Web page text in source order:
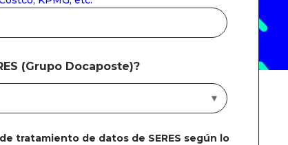
(Grupo Docaposte)?
tratamiento de datos de SERES según lo